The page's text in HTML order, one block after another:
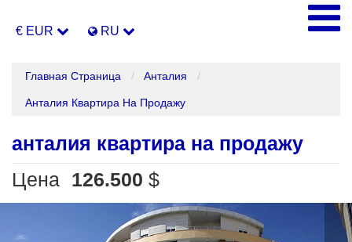
€ EUR RU
Главная Страница Анталия
Анталия Квартира На Продажу
анталия квартира на продажу
Цена 126.500 $